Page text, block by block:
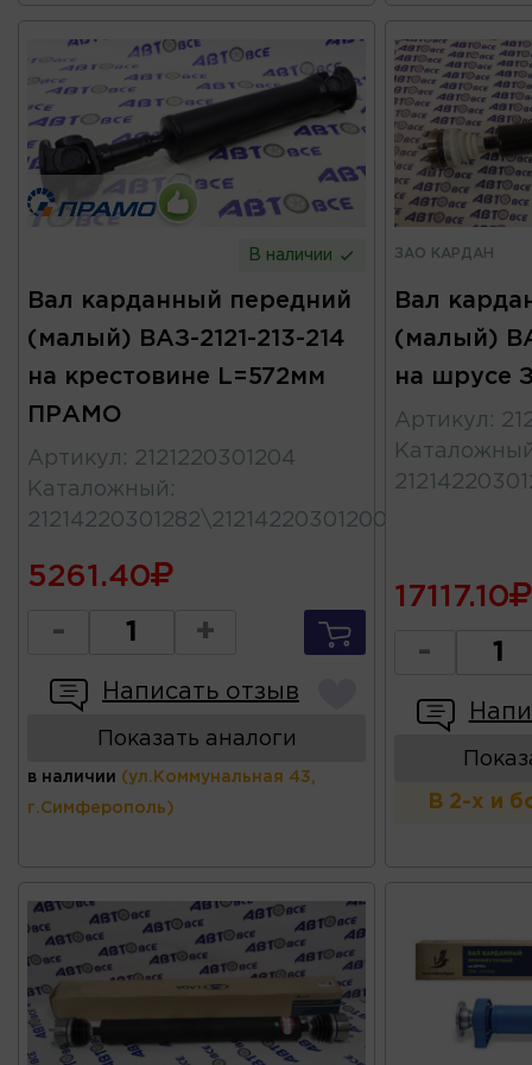
В наличии
Вал карданный передний
(малый) ВАЗ-2121-213-214
на крестовине L=572мм
ПРАМО
Артикул : 2121220301204
Каталожный :
5261.40
- +
Написать отзыв
Показать аналоги
в наличии (ул.Коммунальная 43,
г.Симферополь)
ЗАО КАРДАН
Вал
(малый)
на шрусе
Артикул :
17117.10
-
В 2-х и